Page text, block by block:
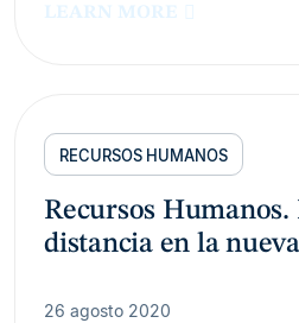
LEARN MORE
RECURSOS HUMANOS
Recursos Humanos.
distancia en la
26 agosto 2020